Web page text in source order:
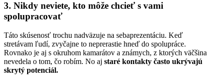
3. Nikdy neviete, kto môže chcieť s vami
spolupracovať
Táto skúsenosť trochu nadväzuje na sebaprezentáciu. Keď
stretávam ľudí, zvyčajne to neprerastie hneď do spolupráce.
Rovnako je aj s okruhom kamarátov a známych, z ktorých väčšina
nevedela o tom, čo robím. No aj staré kontakty často ukrývajú
skrytý potenciál.